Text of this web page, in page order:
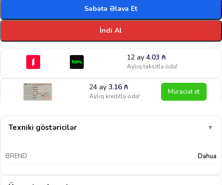
Səbətə Əlavə Et
İndi Al
12 ay 4.03 ₼
Aylıq taksitlə ödə!
24 ay3.16₼
Aylıq kreditlə ödə! Müraciət et
Texniki göstəricilər ▼
BREND Dahua